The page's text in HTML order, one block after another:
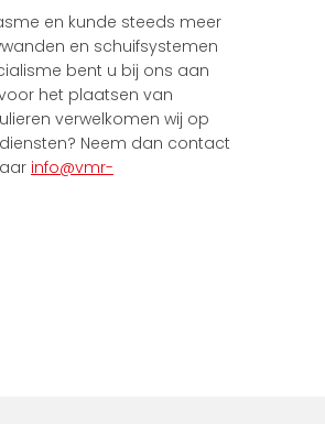
en kunde steeds meer
en schuifsystemen
bent u bij ons aan
het plaatsen van
verwelkomen wij op
Neem dan contact
info@vmr-